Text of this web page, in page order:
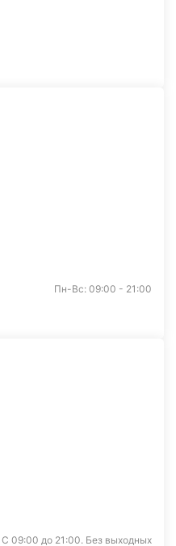
Пн-Вс: 09:00 - 21:00
С 09:00 до 21:00. Без выходных